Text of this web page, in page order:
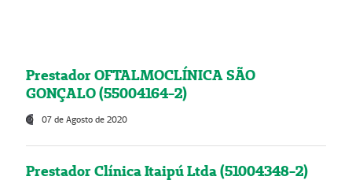
Prestador OFTALMOCLÍNICA SÃO
GONÇALO (55004164-2)
07 de Agosto de 2020
Prestador Clínica Itaipú Ltda (51004348-2)